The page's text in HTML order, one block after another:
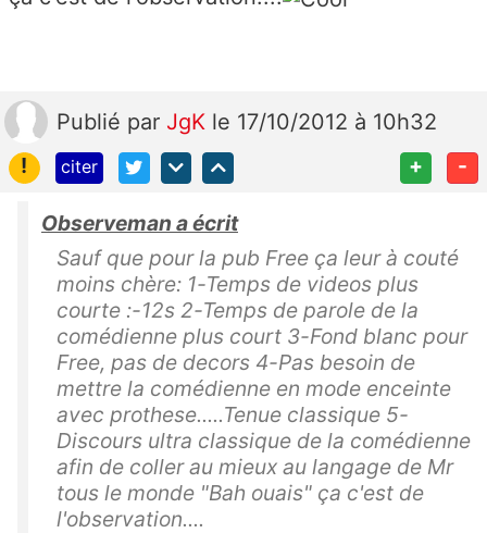
Publié par JgK le 17/10/2012 à 10h32
!
citer + -
Observeman a écrit
Sauf que pour la pub Free ça leur à couté
moins chère: 1-Temps de videos plus
courte :-12s 2-Temps de parole de la
comédienne plus court 3-Fond blanc pour
Free, pas de decors 4-Pas besoin de
mettre la comédienne en mode enceinte
avec prothese.....Tenue classique 5-
Discours ultra classique de la comédienne
afin de coller au mieux au langage de Mr
tous le monde "Bah ouais" ça c'est de
l'observation....